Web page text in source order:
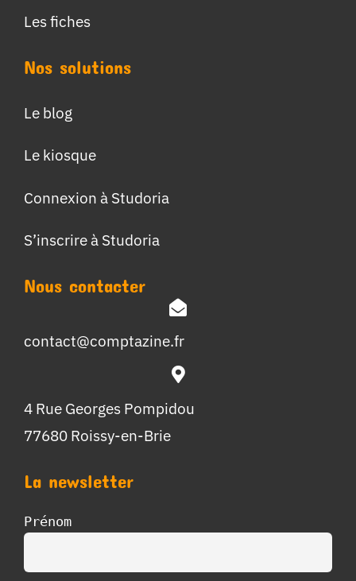
Les fiches
Nos solutions
Le blog
Le kiosque
Connexion à Studoria
S’inscrire à Studoria
Nous contacter
contact@comptazine.fr
4 Rue Georges Pompidou
77680 Roissy-en-Brie
La newsletter
Prénom